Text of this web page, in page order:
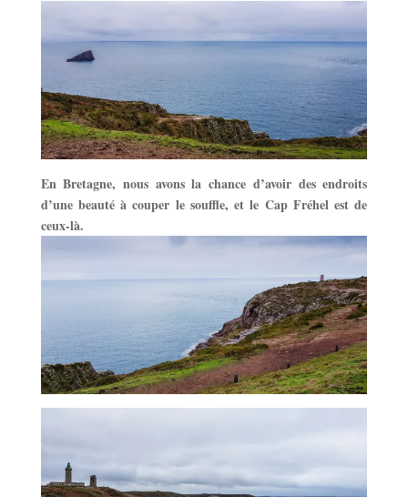
En Bretagne, nous avons la chance d’avoir des endroits
d’une beauté à couper le souffle, et le Cap Fréhel est de
ceux-là.